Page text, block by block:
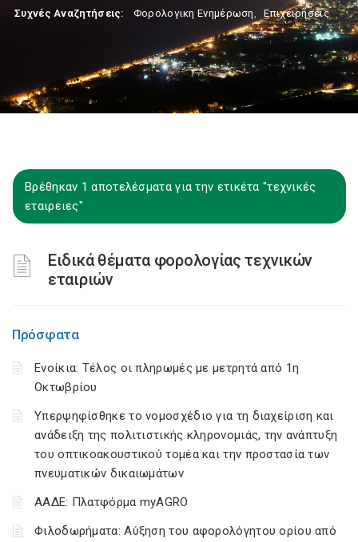
Συχνές Αναζητήσεις: Φορολογικη Ενημέρωση, Επιχειρήσεις
Βρέθηκαν 1 αποτελέσματα για την ετικέτα "τεχνικές
εταιρειες"
Ειδικά θέματα φορολογίας τεχνικών
εταιριών
Πρόσφατα
Ενοίκια: Τέλος οι πληρωμές με μετρητά από 1η
Οκτωβρίου
Υπερψηφίσθηκε το νομοσχέδιο για τη διαχείριση και
ανάδειξη της πολιτιστικής κληρονομιάς, την ανάπτυξη
του οπτικοακουστικού τομέα και την προστασία των
πνευματικών δικαιωμάτων
ΑΑΔΕ: Πλατφόρμα myAGRO
Φιλοδωρήματα: Αύξηση του αφορολόγητου ορίου από